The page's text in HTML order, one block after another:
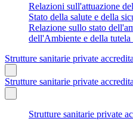
Relazioni sull'attuazione
Stato della salute e della
Relazione sullo stato
dell'Ambiente e della
Strutture sanitarie private
Strutture sanitarie private
Strutture sanitarie private